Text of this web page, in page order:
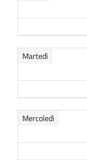
Martedì
Mercoledì